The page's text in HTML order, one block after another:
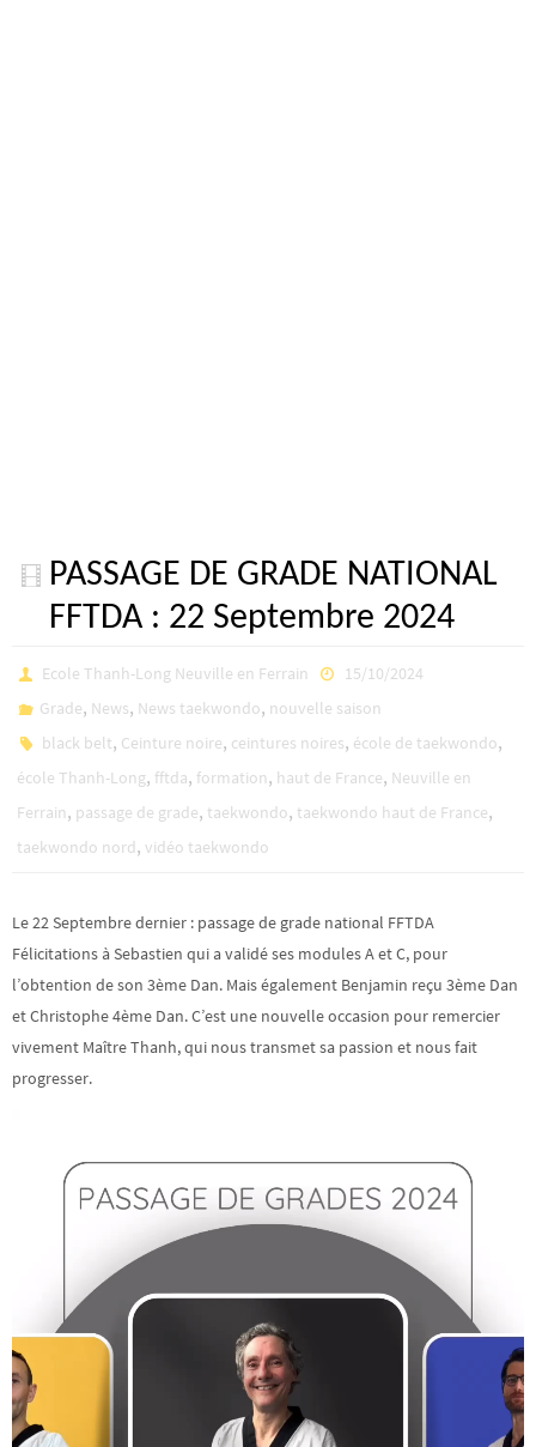
PASSAGE DE GRADE NATIONAL
FFTDA : 22 Septembre 2024
Ecole Thanh-Long Neuville en Ferrain
15/10/2024
Grade, News, News taekwondo, nouvelle saison
black belt, Ceinture noire, ceintures noires, école de taekwondo,
école Thanh-Long, fftda, formation, haut de France, Neuville en
Ferrain, passage de grade, taekwondo, taekwondo haut de France,
taekwondo nord, vidéo taekwondo
Le 22 Septembre dernier : passage de grade national FFTDA
Félicitations à Sebastien qui a validé ses modules A et C, pour
l’obtention de son 3ème Dan. Mais également Benjamin reçu 3ème Dan
et Christophe 4ème Dan. C’est une nouvelle occasion pour remercier
vivement Maître Thanh, qui nous transmet sa passion et nous fait
progresser.